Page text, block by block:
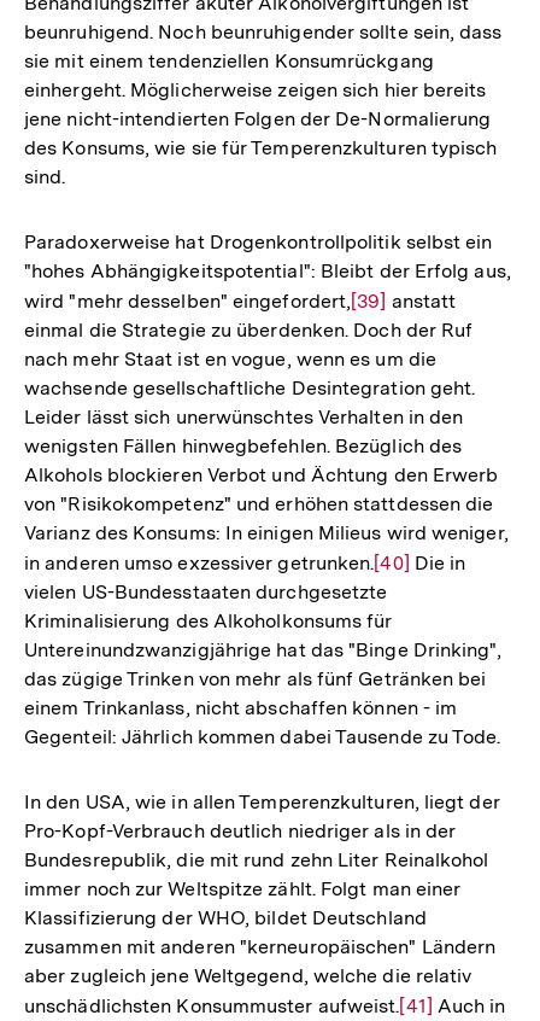
der
Fußnote
beunruhigend. Noch beunruhigender sollte sein, dass
sie mit einem tendenziellen Konsumrückgang
einhergeht. Möglicherweise zeigen sich hier bereits
jene nicht-intendierten Folgen der De-Normalierung
des Konsums, wie sie für Temperenzkulturen typisch
sind.
Paradoxerweise hat Drogenkontrollpolitik selbst ein
"hohes Abhängigkeitspotential": Bleibt der Erfolg aus,
wird "mehr desselben" eingefordert,Zur
Auflösung
der
Fußnote
[39] anstatt
einmal die Strategie zu überdenken. Doch der Ruf
nach mehr Staat ist en vogue, wenn es um die
wachsende gesellschaftliche Desintegration geht.
Leider lässt sich unerwünschtes Verhalten in den
wenigsten Fällen hinwegbefehlen. Bezüglich des
Alkohols blockieren Verbot und Ächtung den Erwerb
von "Risikokompetenz" und erhöhen stattdessen die
Varianz des Konsums: In einigen Milieus wird weniger,
in anderen umso exzessiver getrunken.Zur
Auflösung
der
Fußnote
[40] Die in
vielen US-Bundesstaaten durchgesetzte
Kriminalisierung des Alkoholkonsums für
Untereinundzwanzigjährige hat das "Binge Drinking",
das zügige Trinken von mehr als fünf Getränken bei
einem Trinkanlass, nicht abschaffen können - im
Gegenteil: Jährlich kommen dabei Tausende zu Tode.
In den USA, wie in allen Temperenzkulturen, liegt der
Pro-Kopf-Verbrauch deutlich niedriger als in der
Bundesrepublik, die mit rund zehn Liter Reinalkohol
immer noch zur Weltspitze zählt. Folgt man einer
Klassifizierung der WHO, bildet Deutschland
zusammen mit anderen "kerneuropäischen" Ländern
aber zugleich jene Weltgegend, welche die relativ
unschädlichsten Konsummuster aufweist.Zur
[41] Auch in